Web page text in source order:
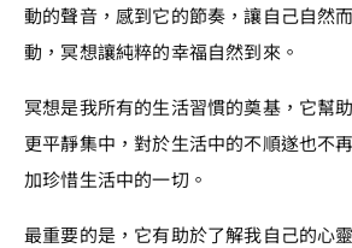
動的聲音，感到它的節奏，讓自己自然
動，冥想讓純粹的幸福自然到來。
冥想是我所有的生活習慣的奠基，它幫
更平靜集中，對於生活中的不順遂也不
加珍惜生活中的一切。
最重要的是，它有助於了解我自己的心